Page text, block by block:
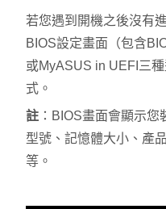
若您遇到開機之後沒有
BIOS設定畫面（包含
或MyASUS in UEFI三
式。
註 ：BIOS畫面會顯示
型號、記憶體大小、產
等。